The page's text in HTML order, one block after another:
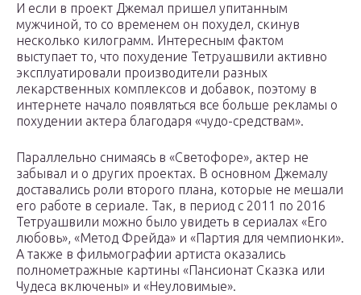
И если в проект Джемал пришел упитанным
мужчиной, то со временем он похудел, скинув
несколько килограмм. Интересным фактом
выступает то, что похудение Тетруашвили активно
эксплуатировали производители разных
лекарственных комплексов и добавок, поэтому в
интернете начало появляться все больше рекламы о
похудении актера благодаря «чудо-средствам».
Параллельно снимаясь в «Светофоре», актер не
забывал и о других проектах. В основном Джемалу
доставались роли второго плана, которые не мешали
его работе в сериале. Так, в период с 2011 по 2016
Тетруашвили можно было увидеть в сериалах «Его
любовь», «Метод Фрейда» и «Партия для чемпионки».
А также в фильмографии артиста оказались
полнометражные картины «Пансионат Сказка или
Чудеса включены» и «Неуловимые».